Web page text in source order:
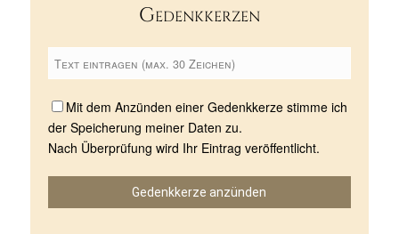
Gedenkkerzen
Mit dem Anzünden einer Gedenkkerze stimme ich
der Speicherung meiner Daten zu.
Nach Überprüfung wird Ihr Eintrag veröffentlicht.
Gedenkkerze anzünden